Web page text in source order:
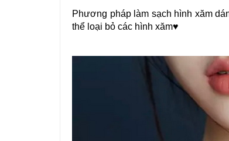
Phương pháp làm sạch hình xăm
thể loại bỏ các hình xăm♥